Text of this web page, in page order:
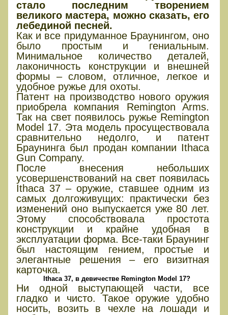
стало последним творением
великого мастера, можно сказать, его
лебединой песней.
Как и все придуманное Браунингом, оно
было простым и гениальным.
Минимальное количество деталей,
лаконичность конструкции и внешней
формы – словом, отличное, легкое и
удобное ружье для охоты.
Патент на производство нового оружия
приобрела компания Remington Arms.
Так на свет появилось ружье Remington
Model 17. Эта модель просуществовала
сравнительно недолго, и патент
Браунинга был продан компании Ithaca
Gun Company.
После внесения небольших
усовершенствований на свет появилась
Ithaca 37 – оружие, ставшее одним из
самых долгоживущих: практически без
изменений оно выпускается уже 80 лет.
Этому способствовала простота
конструкции и крайне удобная в
эксплуатации форма. Все-таки Браунинг
был настоящим гением, простые и
элегантные решения – его визитная
карточка.
Ithaca 37, в девичестве Remington Model 17?
Ни одной выступающей части, все
гладко и чисто. Такое оружие удобно
носить, возить в чехле на лошади и